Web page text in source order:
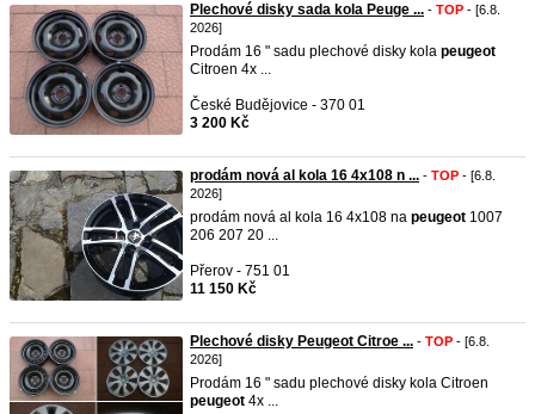
Plechové disky sada kola Peuge ... - TOP - [6.8.
2026]
Prodám 16 " sadu plechové disky kola peugeot
Citroen 4x ...
České Budějovice - 370 01
3 200 Kč
prodám nová al kola 16 4x108 n ... - TOP - [6.8.
2026]
prodám nová al kola 16 4x108 na peugeot 1007
206 207 20 ...
Přerov - 751 01
11 150 Kč
Plechové disky Peugeot Citroe ... - TOP - [6.8.
2026]
Prodám 16 " sadu plechové disky kola Citroen
peugeot 4x ...